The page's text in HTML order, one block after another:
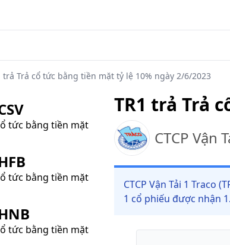
trả Trả cổ tức bằng tiền mặt tỷ lệ 10% ngày 2/6/2023
tức bằng tiền mặt
tức bằng tiền mặt
tức bằng tiền mặt
TR1 trả Trả
CTCP Vận
CTCP Vận Tải 1 Traco
1 cổ phiếu được nhận